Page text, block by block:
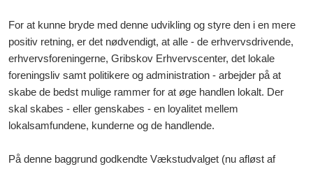
For at kunne bryde med denne udvikling og styre den i en mere
positiv retning, er det nødvendigt, at alle - de erhvervsdrivende,
erhvervsforeningerne, Gribskov Erhvervscenter, det lokale
foreningsliv samt politikere og administration - arbejder på at
skabe de bedst mulige rammer for at øge handlen lokalt. Der
skal skabes - eller genskabes - en loyalitet mellem
lokalsamfundene, kunderne og de handlende.
På denne baggrund godkendte Vækstudvalget (nu afløst af